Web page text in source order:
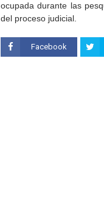
ocupada durante las
del proceso judicial.
Facebook